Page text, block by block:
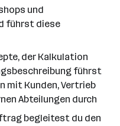
und
führst diese
der Kalkulation
führst
mit Kunden, Vertrieb
Abteilungen durch
begleitest du den